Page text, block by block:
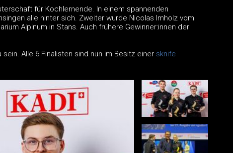
für Kochlernende. In einem spannenden
alle hinter sich. Zweiter wurde Nicolas Imholz vom
Alpinum in Stans. Auch frühere Gewinner:innen der
Alle 6 Finalisten sind nun im Besitz einer sknife